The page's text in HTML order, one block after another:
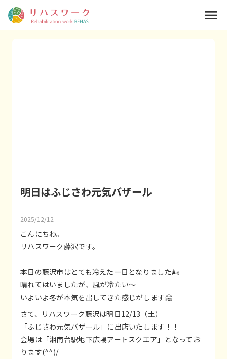
明日はふじさわ元気バザール
2025/12/12
こんにちわ。
リハスワーク藤沢です。
本日の藤沢市はとても冷えた一日となりました🌬
晴れてはいましたが、風が冷たい～
いよいよ冬が本気を出してきた感じがします🥶
さて、リハスワーク藤沢は明日12/13（土）
「ふじさわ元気バザール」に出店いたします！！
会場は「湘南台駅地下広場アートスクエア」となってお
ります(^^)/
menu